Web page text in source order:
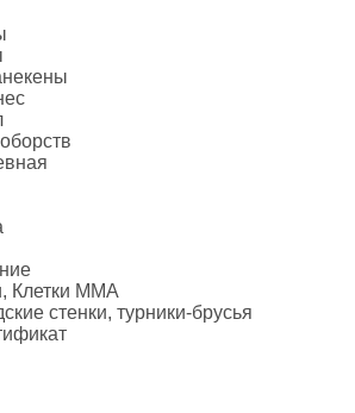
Клетки ММА
стенки, турники-брусья